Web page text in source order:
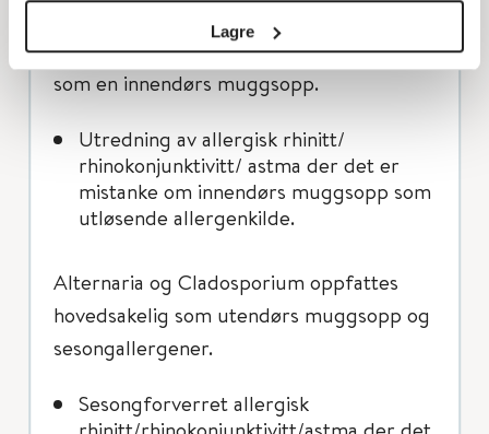
Lagre
Mucor racemosus oppfattes hovedsakelig
som en innendørs muggsopp.
Utredning av allergisk rhinitt/
rhinokonjunktivitt/ astma der det er
mistanke om innendørs muggsopp som
utløsende allergenkilde.
Alternaria og Cladosporium oppfattes
hovedsakelig som utendørs muggsopp og
sesongallergener.
Sesongforverret allergisk